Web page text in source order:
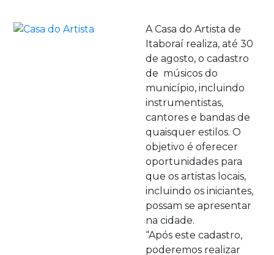
A Casa do Artista de
Itaboraí realiza, até 30
de agosto, o cadastro
de músicos do
município, incluindo
instrumentistas,
cantores e bandas de
quaisquer estilos. O
objetivo é oferecer
oportunidades para
que os artistas locais,
incluindo os iniciantes,
possam se apresentar
na cidade.
“Após este cadastro,
poderemos realizar